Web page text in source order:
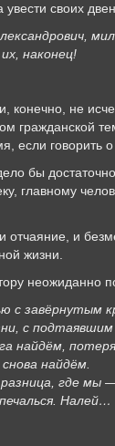
увести своих
наконец!
не
гражданской
если говорить
бы
главному
отчаяние, и
жизни.
с завёрнутым
с подтаявшим
найдём,
найдём.
где мы
Налей…